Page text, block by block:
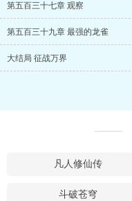
第五百三十七章 观察
第五百三十九章 最强的龙雀
大结局 征战万界
凡人修仙传
斗破苍穹